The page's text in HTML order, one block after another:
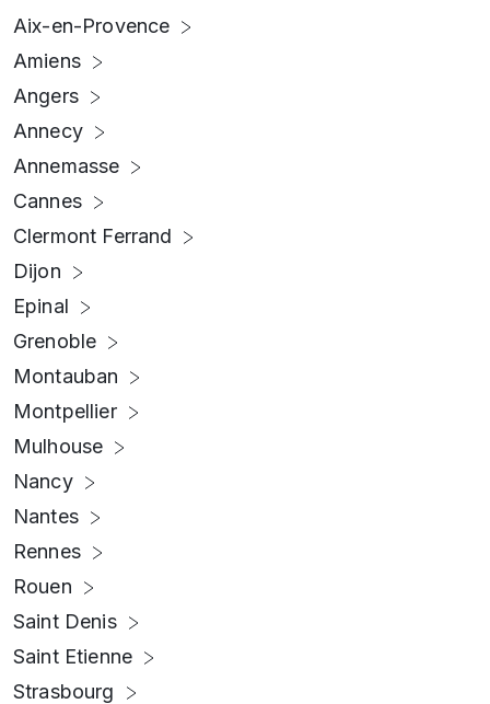
Aix-en-Provence
Amiens
Angers
Annecy
Annemasse
Cannes
Clermont Ferrand
Dijon
Epinal
Grenoble
Montauban
Montpellier
Mulhouse
Nancy
Nantes
Rennes
Rouen
Saint Denis
Saint Etienne
Strasbourg